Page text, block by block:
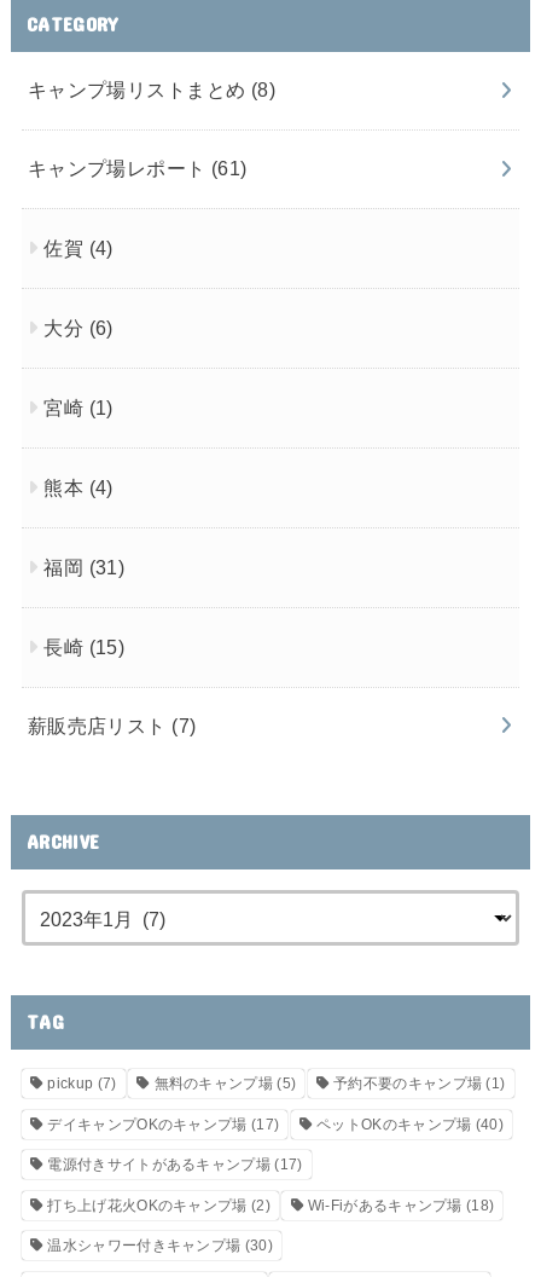
CATEGORY
キャンプ場リストまとめ (8)
キャンプ場レポート (61)
佐賀 (4)
大分 (6)
宮崎 (1)
熊本 (4)
福岡 (31)
長崎 (15)
薪販売店リスト (7)
ARCHIVE
TAG
pickup (7) 無料のキャンプ場(5) 予約不要のキャンプ場 (1)
デイキャンプOKのキャンプ場 (17) ペットOKのキャンプ場 (40)
電源付きサイトがあるキャンプ場(17)
打ち上げ花火OKのキャンプ場 (2) Wi-Fiがあるキャンプ場 (18)
温水シャワー付きキャンプ場 (30)